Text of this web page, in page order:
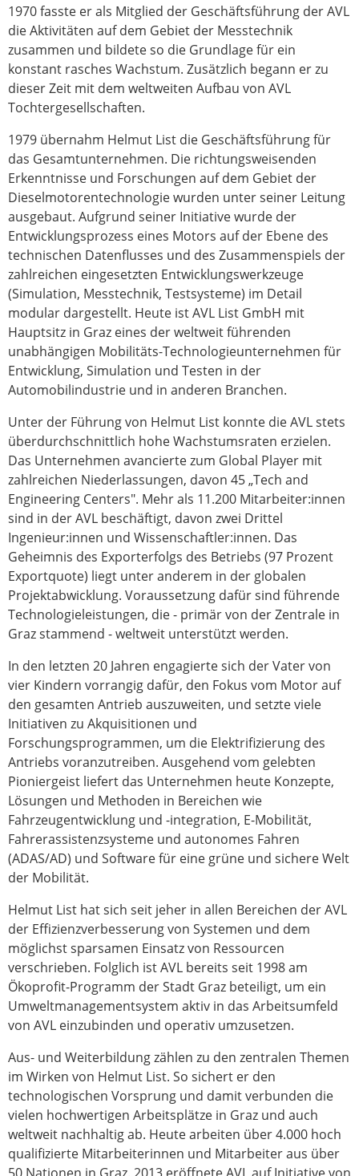
1970 fasste er als Mitglied der Geschäftsführung der AVL
die Aktivitäten auf dem Gebiet der Messtechnik
zusammen und bildete so die Grundlage für ein
konstant rasches Wachstum. Zusätzlich begann er zu
dieser Zeit mit dem weltweiten Aufbau von AVL
Tochtergesellschaften.
1979 übernahm Helmut List die Geschäftsführung für
das Gesamtunternehmen. Die richtungsweisenden
Erkenntnisse und Forschungen auf dem Gebiet der
Dieselmotorentechnologie wurden unter seiner Leitung
ausgebaut. Aufgrund seiner Initiative wurde der
Entwicklungsprozess eines Motors auf der Ebene des
technischen Datenflusses und des Zusammenspiels der
zahlreichen eingesetzten Entwicklungswerkzeuge
(Simulation, Messtechnik, Testsysteme) im Detail
modular dargestellt. Heute ist AVL List GmbH mit
Hauptsitz in Graz eines der weltweit führenden
unabhängigen Mobilitäts-Technologieunternehmen für
Entwicklung, Simulation und Testen in der
Automobilindustrie und in anderen Branchen.
Unter der Führung von Helmut List konnte die AVL stets
überdurchschnittlich hohe Wachstumsraten erzielen.
Das Unternehmen avancierte zum Global Player mit
zahlreichen Niederlassungen, davon 45 „Tech and
Engineering Centers". Mehr als 11.200 Mitarbeiter:innen
sind in der AVL beschäftigt, davon zwei Drittel
Ingenieur:innen und Wissenschaftler:innen. Das
Geheimnis des Exporterfolgs des Betriebs (97 Prozent
Exportquote) liegt unter anderem in der globalen
Projektabwicklung. Voraussetzung dafür sind führende
Technologieleistungen, die - primär von der Zentrale in
Graz stammend - weltweit unterstützt werden.
In den letzten 20 Jahren engagierte sich der Vater von
vier Kindern vorrangig dafür, den Fokus vom Motor auf
den gesamten Antrieb auszuweiten, und setzte viele
Initiativen zu Akquisitionen und
Forschungsprogrammen, um die Elektrifizierung des
Antriebs voranzutreiben. Ausgehend vom gelebten
Pioniergeist liefert das Unternehmen heute Konzepte,
Lösungen und Methoden in Bereichen wie
Fahrzeugentwicklung und -integration, E-Mobilität,
Fahrerassistenzsysteme und autonomes Fahren
(ADAS/AD) und Software für eine grüne und sichere Welt
der Mobilität.
Helmut List hat sich seit jeher in allen Bereichen der AVL
der Effizienzverbesserung von Systemen und dem
möglichst sparsamen Einsatz von Ressourcen
verschrieben. Folglich ist AVL bereits seit 1998 am
Ökoprofit-Programm der Stadt Graz beteiligt, um ein
Umweltmanagementsystem aktiv in das Arbeitsumfeld
von AVL einzubinden und operativ umzusetzen.
Aus- und Weiterbildung zählen zu den zentralen Themen
im Wirken von Helmut List. So sichert er den
technologischen Vorsprung und damit verbunden die
vielen hochwertigen Arbeitsplätze in Graz und auch
weltweit nachhaltig ab. Heute arbeiten über 4.000 hoch
qualifizierte Mitarbeiterinnen und Mitarbeiter aus über
50 Nationen in Graz. 2013 eröffnete AVL auf Initiative von